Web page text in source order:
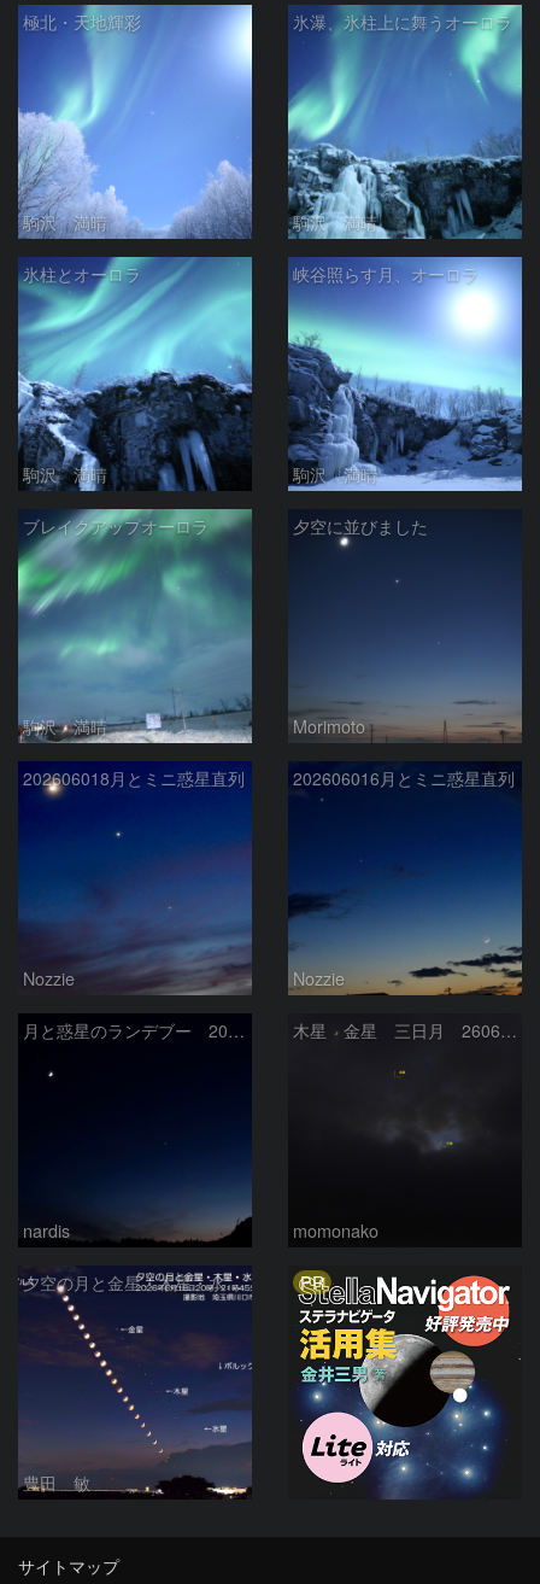
極北・天地輝彩
駒沢 満晴
氷瀑、氷柱上に舞うオーロラ
駒沢 満晴
氷柱とオーロラ
駒沢 満晴
峡谷照らす月、オーロラ
駒沢 満晴
ブレイクアップオーロラ
駒沢 満晴
夕空に並びました
Morimoto
202606018月とミニ惑星直列
Nozzie
202606016月とミニ惑星直列
Nozzie
月と惑星のランデブー 2026/06/19
nardis
木星 金星 三日月 260618
momonako
夕空の月と金星・木星・水星の接近 2026/6/18
豊田 敏
PR
サイトマップ